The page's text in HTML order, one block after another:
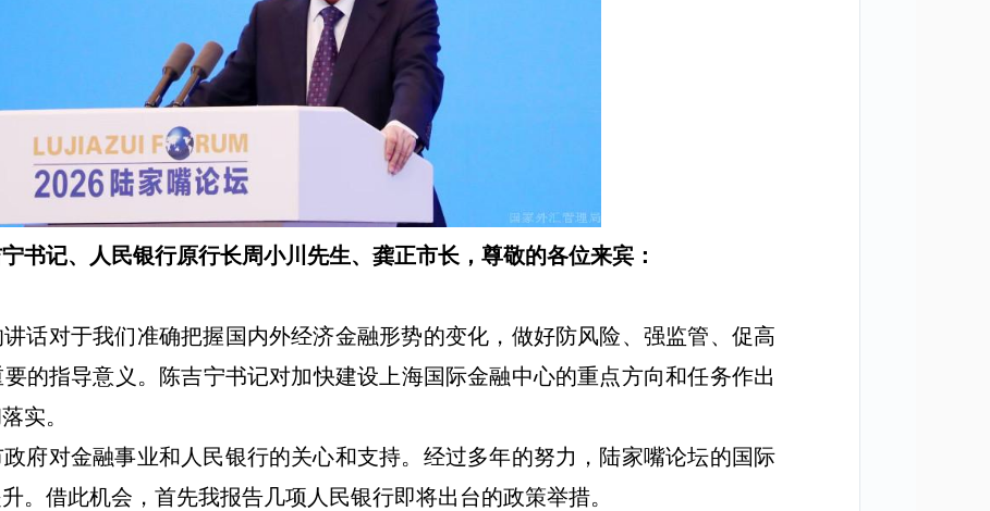
书记、人民银行原行长周小川先生、龚正市长，尊敬的各位来宾：
话对于我们准确把握国内外经济金融形势的变化，做好防风险、强监管、促高
的指导意义。陈吉宁书记对加快建设上海国际金融中心的重点方向和任务作出
实。
府对金融事业和人民银行的关心和支持。经过多年的努力，陆家嘴论坛的国际
。借此机会，首先我报告几项人民银行即将出台的政策举措。